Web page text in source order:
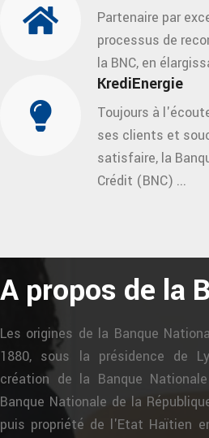
Partenaire par
processus de
la BNC, en
KrediEnergie
Toujours à
ses clients et
satisfaire, la
Crédit (BNC) ...
A propos de la
Les origines de la Banque
1880, sous la présidence de
création de la Banque
Banque Nationale de la
puis propriété de l'Etat Haïtien